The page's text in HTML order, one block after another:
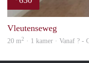
Vleutenseweg
20 m2 · 1 kamer · Vanaf ? -